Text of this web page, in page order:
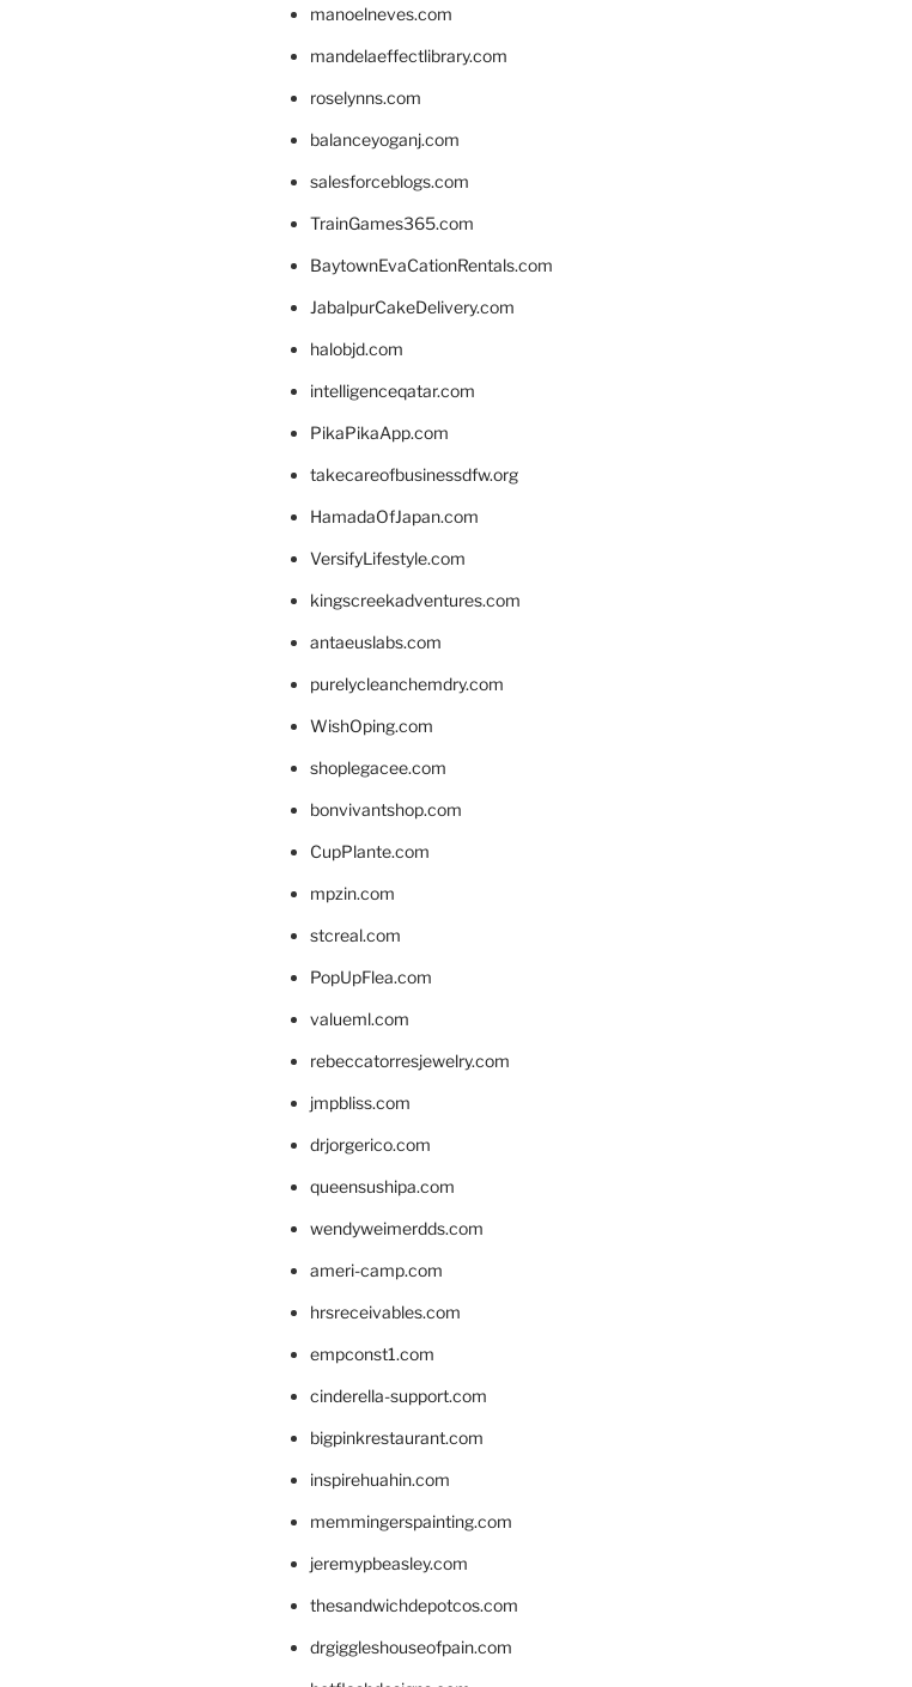
manoelneves.com
mandelaeffectlibrary.com
roselynns.com
balanceyoganj.com
salesforceblogs.com
TrainGames365.com
BaytownEvaCationRentals.com
JabalpurCakeDelivery.com
halobjd.com
intelligenceqatar.com
PikaPikaApp.com
takecareofbusinessdfw.org
HamadaOfJapan.com
VersifyLifestyle.com
kingscreekadventures.com
antaeuslabs.com
purelycleanchemdry.com
WishOping.com
shoplegacee.com
bonvivantshop.com
CupPlante.com
mpzin.com
stcreal.com
PopUpFlea.com
valueml.com
rebeccatorresjewelry.com
jmpbliss.com
drjorgerico.com
queensushipa.com
wendyweimerdds.com
ameri-camp.com
hrsreceivables.com
empconst1.com
cinderella-support.com
bigpinkrestaurant.com
inspirehuahin.com
memmingerspainting.com
jeremypbeasley.com
thesandwichdepotcos.com
drgiggleshouseofpain.com